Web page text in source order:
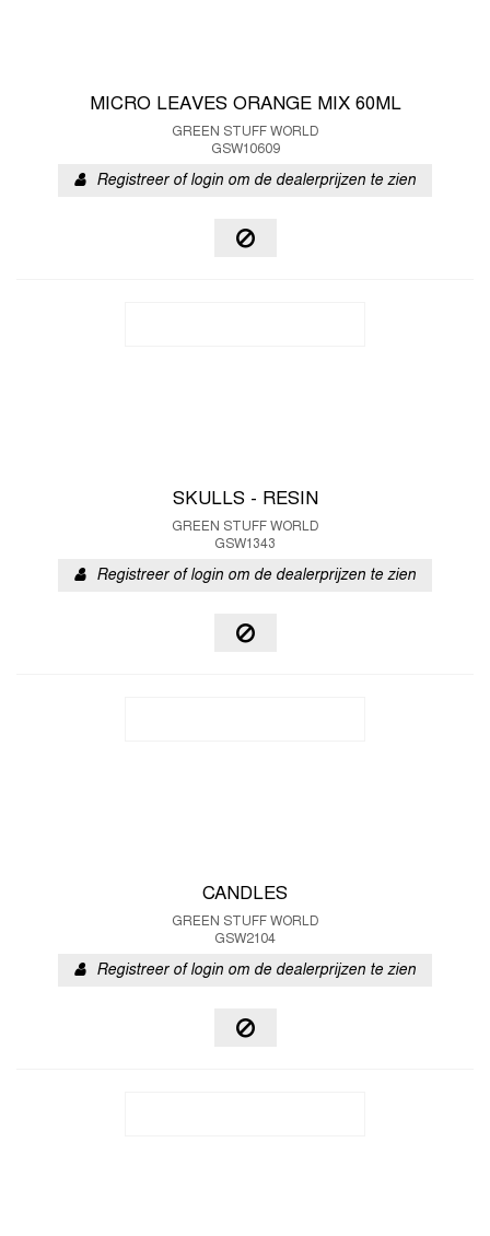
MICRO LEAVES ORANGE MIX 60ML
GREEN STUFF WORLD
GSW10609
Registreer of login om de dealerprijzen te zien
SKULLS - RESIN
GREEN STUFF WORLD
GSW1343
Registreer of login om de dealerprijzen te zien
CANDLES
GREEN STUFF WORLD
GSW2104
Registreer of login om de dealerprijzen te zien